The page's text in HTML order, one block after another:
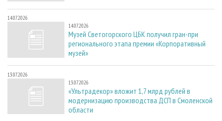
14.07.2026
14.07.2026
Музей Светогорского ЦБК получил гран-при
регионального этапа премии «Корпоративный
музей»
13.07.2026
13.07.2026
«Ультрадекор» вложит 1,7 млрд рублей в
модернизацию производства ДСП в Смоленской
области